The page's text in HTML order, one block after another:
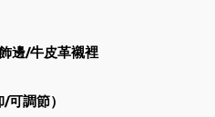
邊/牛皮革襯裡
可調節）